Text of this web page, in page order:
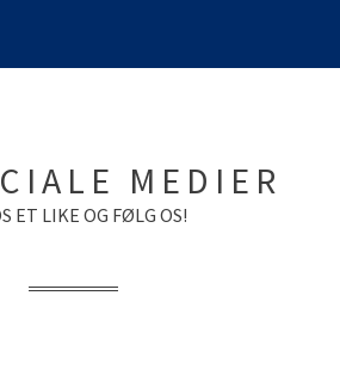
MEDIER
ET LIKE OG FØLG OS!